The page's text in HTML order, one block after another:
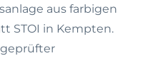
aus farbigen
STOI in Kempten.